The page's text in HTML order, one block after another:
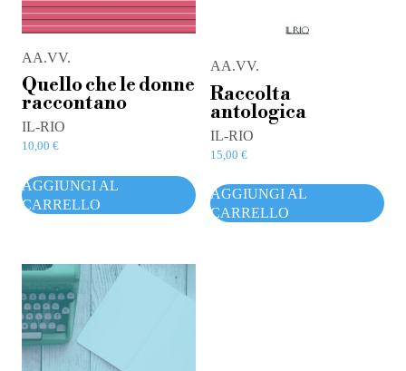
AA.VV.
Quello che le donne
raccontano
IL-RIO
10,00 €
AGGIUNGI AL
CARRELLO
AA.VV.
Raccolta
antologica
IL-RIO
15,00 €
AGGIUNGI AL
CARRELLO